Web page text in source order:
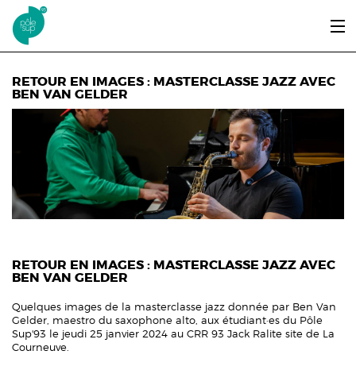
Aller au contenu principal
ÉTUDIANTS / DIPLÔMÉS
ÉCOUTER, VOIR & LIRE
INFOS PRATIQUES
RETOUR EN IMAGES : MASTERCLASSE JAZZ AVEC
BEN VAN GELDER
RETOUR EN IMAGES : MASTERCLASSE JAZZ AVEC
BEN VAN GELDER
Quelques images de la masterclasse jazz donnée par Ben Van
Gelder, maestro du saxophone alto, aux étudiant·es du Pôle
Sup'93 le jeudi 25 janvier 2024 au CRR 93 Jack Ralite site de La
Courneuve.